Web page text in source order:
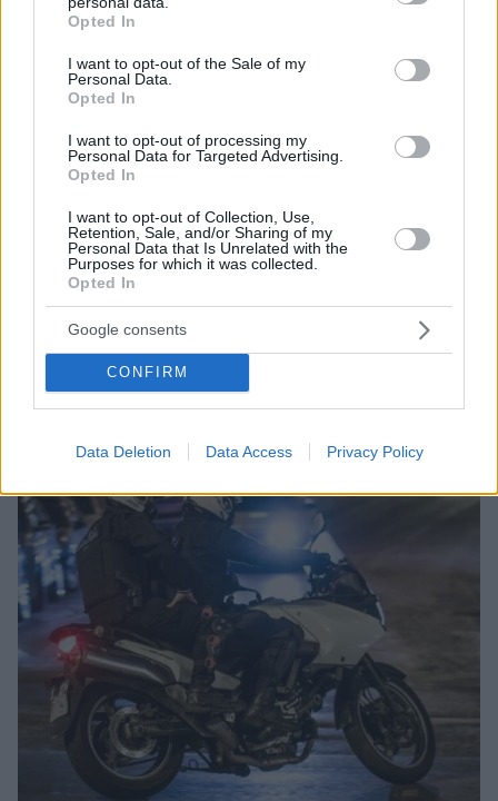
grant or deny consent to Google and its third-party tags to
use your data for below specified purposes in below Google
consent section.
Opted In
I want to opt-out of the Sale of my
Personal Data.
Opted In
I want to opt-out of processing my
Personal Data for Targeted Advertising.
Opted In
I want to opt-out of Collection, Use,
Retention, Sale, and/or Sharing of my
Personal Data that Is Unrelated with the
Purposes for which it was collected.
Opted In
Google consents
CONFIRM
Data Deletion Data Access Privacy Policy
Παρέμβαση εισαγγελέα για υπολείμματα εμπρηστικού
Την εισαγγελική παρέμβαση προκάλεσε η προ
ημερών ανακοίνωση του δήμου Θέρμης για ύποπτες
συσκευασίες και υπολείμματα εμπρηστικού
μηχανισμού, που βρέθηκαν σε σημεία στα οποία
εκδηλώθηκαν φωτιές
18.07.2024, 14:34 4